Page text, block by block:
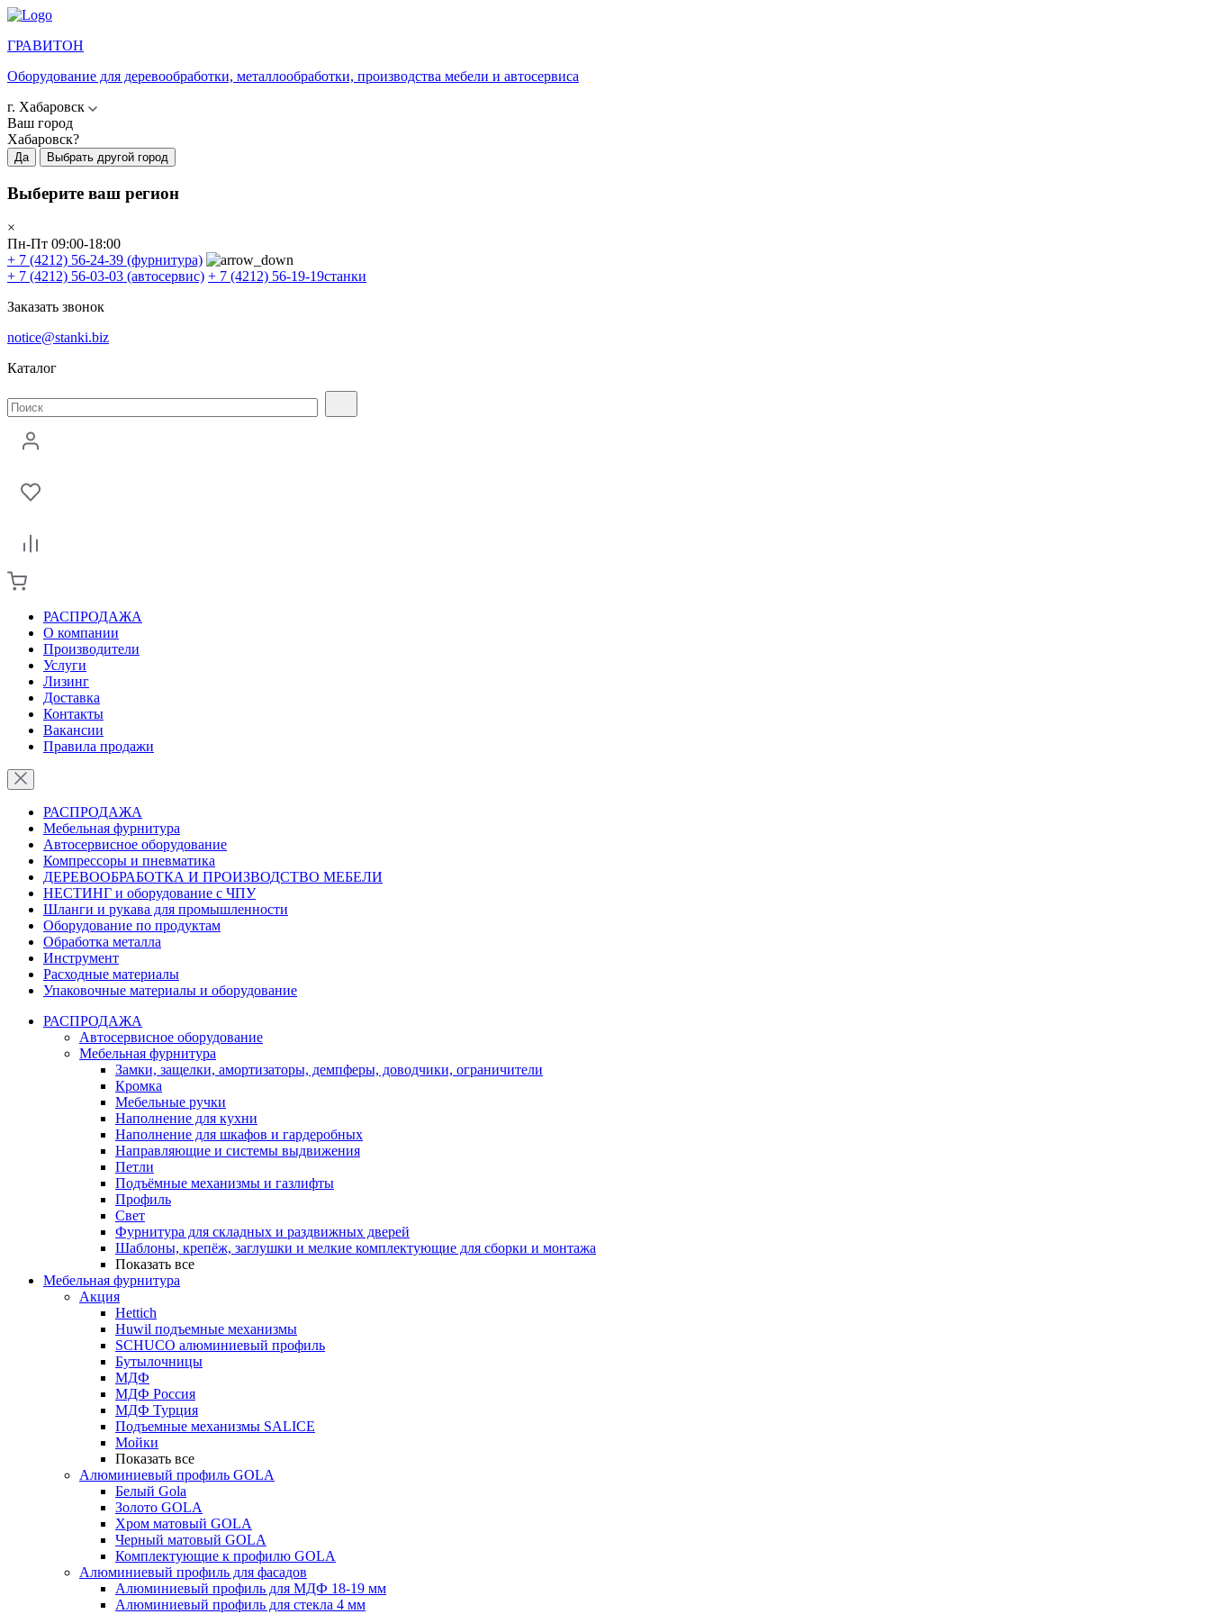
ГРАВИТОН
Оборудование для деревообработки, металлообработки, производства мебели и автосервиса
г. Хабаровск
Ваш город
Хабаровск?
Да Выбрать другой город
Выберите ваш регион
×
Пн-Пт 09:00-18:00
+ 7 (4212) 56-24-39 (фурнитура)
+ 7 (4212) 56-03-03 (автосервис) + 7 (4212) 56-19-19станки
Заказать звонок
notice@stanki.biz
Каталог
РАСПРОДАЖА
О компании
Производители
Услуги
Лизинг
Доставка
Контакты
Вакансии
Правила продажи
РАСПРОДАЖА
Мебельная фурнитура
Автосервисное оборудование
Компрессоры и пневматика
ДЕРЕВООБРАБОТКА И ПРОИЗВОДСТВО МЕБЕЛИ
НЕСТИНГ и оборудование с ЧПУ
Шланги и рукава для промышленности
Оборудование по продуктам
Обработка металла
Инструмент
Расходные материалы
Упаковочные материалы и оборудование
РАСПРОДАЖА
Автосервисное оборудование
Мебельная фурнитура
Замки, защелки, амортизаторы, демпферы, доводчики, ограничители
Кромка
Мебельные ручки
Наполнение для кухни
Наполнение для шкафов и гардеробных
Направляющие и системы выдвижения
Петли
Подъёмные механизмы и газлифты
Профиль
Свет
Фурнитура для складных и раздвижных дверей
Шаблоны, крепёж, заглушки и мелкие комплектующие для сборки и монтажа
Показать все
Мебельная фурнитура
Акция
Hettich
Huwil подъемные механизмы
SCHUCO алюминиевый профиль
Бутылочницы
МДФ
МДФ Россия
МДФ Турция
Подъемные механизмы SALICE
Мойки
Показать все
Алюминиевый профиль GOLA
Белый Gola
Золото GOLA
Хром матовый GOLA
Черный матовый GOLA
Комплектующие к профилю GOLA
Алюминиевый профиль для фасадов
Алюминиевый профиль для МДФ 18-19 мм
Алюминиевый профиль для стекла 4 мм